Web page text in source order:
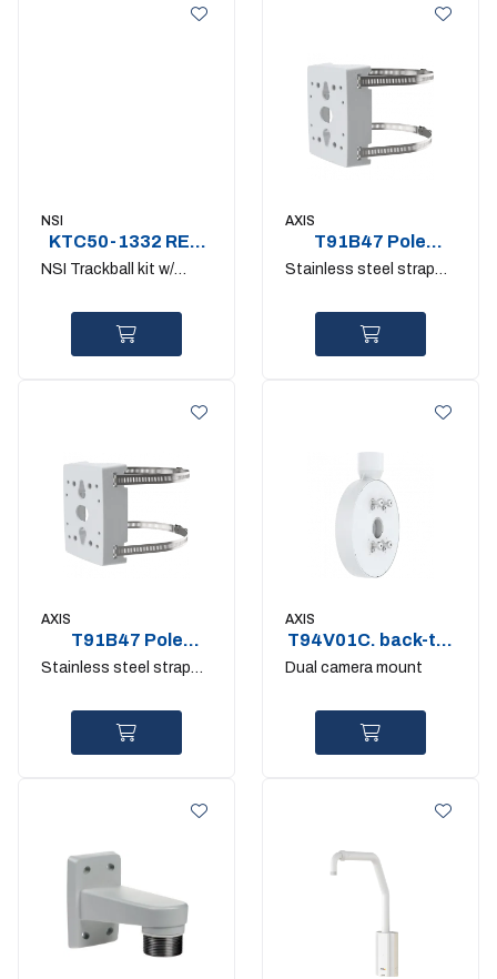
NSI
KTC50-1332 REV.
C
NSI Trackball kit w/
AXIS
T91B47 Pole
mount 50-150mm.
Stainless steel straps
AXIS
T91B47 Pole
mount 100-
410mm. IK10
Stainless steel straps
AXIS
T94V01C. back-to-
back camera
Dual camera mount